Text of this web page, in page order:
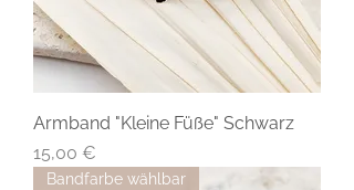
Armband "Kleine Füße" Schwarz
Preis
15,00 €
Bandfarbe wählbar